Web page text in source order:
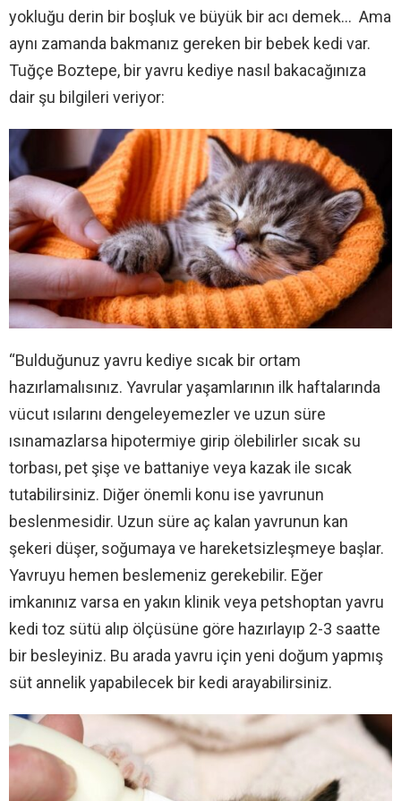
yokluğu derin bir boşluk ve büyük bir acı demek… Ama
aynı zamanda bakmanız gereken bir bebek kedi var.
Tuğçe Boztepe, bir yavru kediye nasıl bakacağınıza
dair şu bilgileri veriyor:
“Bulduğunuz yavru kediye sıcak bir ortam
hazırlamalısınız. Yavrular yaşamlarının ilk haftalarında
vücut ısılarını dengeleyemezler ve uzun süre
ısınamazlarsa hipotermiye girip ölebilirler sıcak su
torbası, pet şişe ve battaniye veya kazak ile sıcak
tutabilirsiniz. Diğer önemli konu ise yavrunun
beslenmesidir. Uzun süre aç kalan yavrunun kan
şekeri düşer, soğumaya ve hareketsizleşmeye başlar.
Yavruyu hemen beslemeniz gerekebilir. Eğer
imkanınız varsa en yakın klinik veya petshoptan yavru
kedi toz sütü alıp ölçüsüne göre hazırlayıp 2-3 saatte
bir besleyiniz. Bu arada yavru için yeni doğum yapmış
süt annelik yapabilecek bir kedi arayabilirsiniz.